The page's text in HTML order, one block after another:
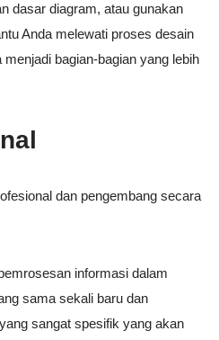
dasar diagram, atau gunakan
Anda melewati proses desain
bagian-bagian yang lebih
dan pengembang secara
informasi dalam
sama sekali baru dan
sangat spesifik yang akan